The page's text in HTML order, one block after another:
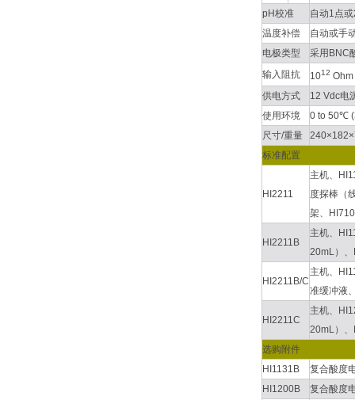
pH校准
自动1点
温度补偿
自动或手
电极类型
采用BNC
输入阻抗
1012 Ohm
供电方式
12 Vdc电
使用环境
0 to 50℃
尺寸/重量
标准配置
HI2211
主机、
度探棒（
架、
HI2211B
主机、
20mL）
HI2211B/C
主机、
准缓冲液
HI2211C
主机、
20mL）
选购附件
HI1131B
复合酸度
HI1200B
复合酸度